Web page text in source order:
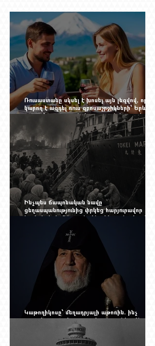
Ռուսաստանը սկսել է խոսել այն լեզվով, որը
կարող է ազդել ռուս զբոսաշրջիկների՝ Երևան
գալու մտադրության վրա. որքան կարող է
խորանալ հայ-ռուսական ճգնաժամը
Ինչպես ճապոնական նավը
ցեղասպանությունից փրկեց հարյուրավոր
հայերի, իսկ մենք չգիտենք հերոս նավապետի
անունը՝ Սաձո Հիբիի
Կաթողիկոսը՝ մեղադրյալի աթոռին. ինչ
սպասել այսօրվա դատավարությունից: Yerevan
Online Mag.-ի մեծ ռեպորտաժը